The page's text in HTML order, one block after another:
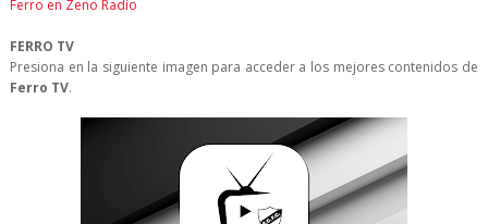
Ferro en Zeno Radio
FERRO TV
Presiona en la siguiente imagen para acceder a los mejores contenidos de
Ferro TV.